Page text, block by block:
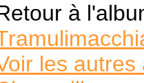
à
les